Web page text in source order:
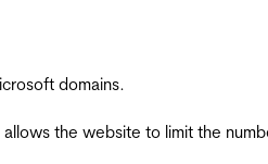
domains.
the website to limit the